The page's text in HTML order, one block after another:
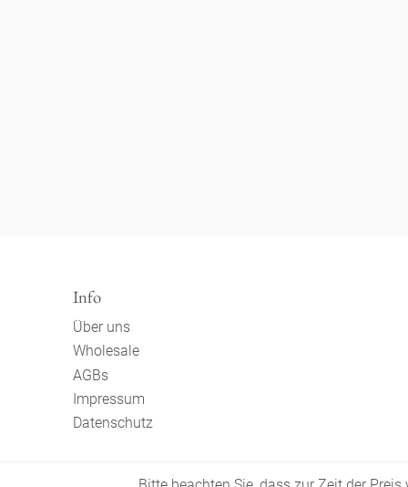
Info
Über uns
Wholesale
AGBs
Impressum
Datenschutz